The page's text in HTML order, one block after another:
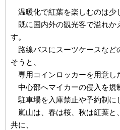
温暖化で紅葉を楽しむのは少
既に国内外の観光客で溢れか
す。
路線バスにスーツケースなど
そうと、
専用コインロッカーを用意し
中心部へマイカーの侵入を規
駐車場を入庫禁止や予約制に
嵐山は、春は桜、秋は紅葉と
共に、